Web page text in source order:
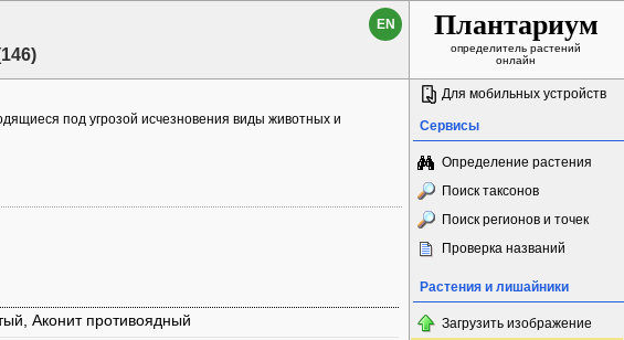
EN Плантариум
определитель растений
онлайн
под угрозой исчезновения виды животных и
Аконит противоядный
Для мобильных устройств
Сервисы
Определение растения
Поиск таксонов
Поиск регионов и точек
Проверка названий
Растения и лишайники
Загрузить изображение